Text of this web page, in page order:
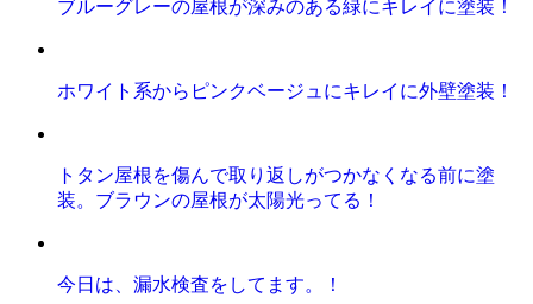
ブルーグレーの屋根が深みのある緑にキレイに塗装！
ホワイト系からピンクベージュにキレイに外壁塗装！
トタン屋根を傷んで取り返しがつかなくなる前に塗
装。ブラウンの屋根が太陽光ってる！
今日は、漏水検査をしてます。！